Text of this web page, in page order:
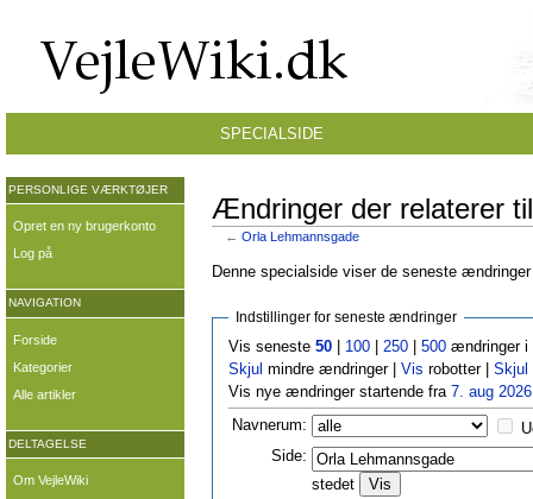
Ændringer der relaterer
← Orla Lehmannsgade
Denne specialside viser de seneste
Indstillinger for seneste ændringer
Vis seneste 50| 100| 250| 500ændringer i
Skjul mindre ændringer | Vis robotter | Skjul
Vis nye ændringer startende fra 7. aug
Navnerum:
Side:
stedet
SPECIALSIDE
PERSONLIGE VÆRKTØJER
Opret en ny brugerkonto
Log på
NAVIGATION
Forside
Kategorier
Alle artikler
DELTAGELSE
Om VejleWiki